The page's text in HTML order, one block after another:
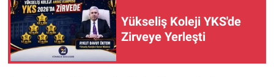
Yükseliş Koleji YKS'de
Zirveye Yerleşti